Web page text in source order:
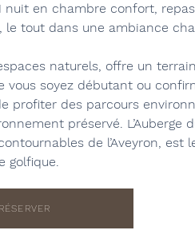
nuit en chambre confort,
tout dans une ambiance
naturels, offre un
vous soyez débutant ou
profiter des parcours
préservé. L’Auberge
de l’Aveyron, est
golfique.
RÉSERVER